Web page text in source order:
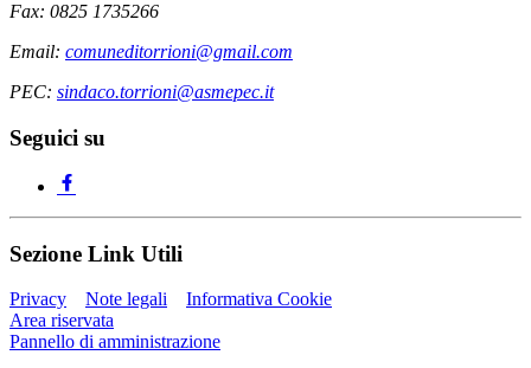
Fax: 0825 1735266
Email: comuneditorrioni@gmail.com
PEC: sindaco.torrioni@asmepec.it
Seguici su
Sezione Link Utili
Privacy Note legali
Informativa Cookie
Area riservata
Pannello di amministrazione